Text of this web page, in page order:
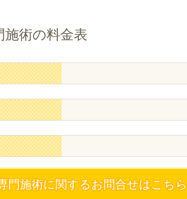
術の料金表
門施術に関するお問合せはこちら